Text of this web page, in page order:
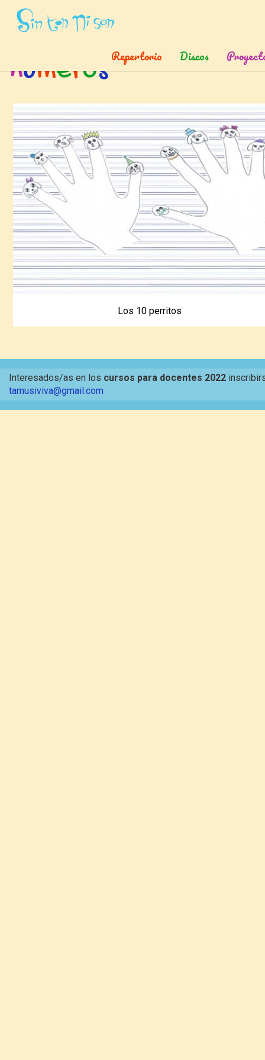
Repertorio Discos
Inicio » Etiquetas » Numeros
números
Los 10 perritos
Interesados/as en los cursos para docentes 2022
tamusiviva@gmail.com